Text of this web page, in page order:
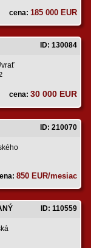
cena: 185 000 EUR
ID: 130084
cena: 30 000 EUR
ID: 210070
850 EUR/mesiac
ID: 110559